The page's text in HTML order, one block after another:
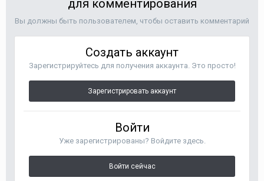
для комментирования
Вы должны быть пользователем, чтобы оставить комментарий
Создать аккаунт
Зарегистрируйтесь для получения аккаунта. Это просто!
Зарегистрировать аккаунт
Войти
Уже зарегистрированы? Войдите здесь.
Войти сейчас